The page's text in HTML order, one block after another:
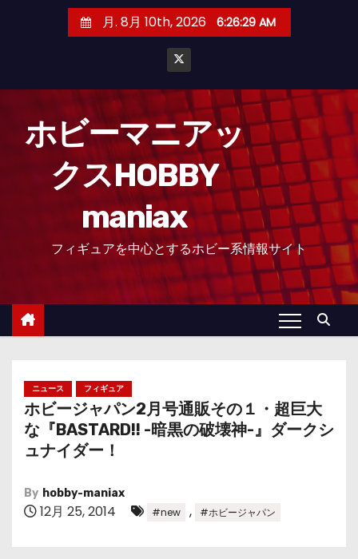
月. 8月 10th, 2026 6:26:30 AM
ホビーマニアッ
クスHOBBY
maniax
フィギュアを中心とするホビー系情報サイト
ニュース フィギュア
ホビージャパン2月号通販その１・超巨大
な『BASTARD!! -暗黒の破壊神-』ダークシ
ュナイダー！
By hobby-maniax
12月 25, 2014 #new , #ホビージャパン